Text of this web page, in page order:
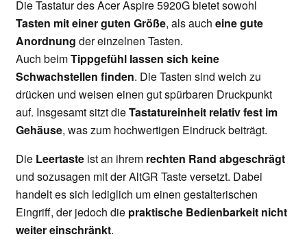
Die Tastatur des Acer Aspire 5920G bietet sowohl
Tasten mit einer guten Größe, als auch eine gute
Anordnung der einzelnen Tasten.
Auch beimTippgefühl lassen sich keine
Schwachstellen finden. Die Tasten sind weich zu
drücken und weisen einen gut spürbaren Druckpunkt
auf. Insgesamt sitzt dieTastatureinheit relativ fest im
Gehäuse, was zum hochwertigen Eindruck beiträgt.
Die Leertaste ist an ihrem rechten Rand abgeschrägt
und sozusagen mit der AltGR Taste versetzt. Dabei
handelt es sich lediglich um einen gestalterischen
Eingriff, der jedoch die praktische Bedienbarkeit nicht
weiter einschränkt.